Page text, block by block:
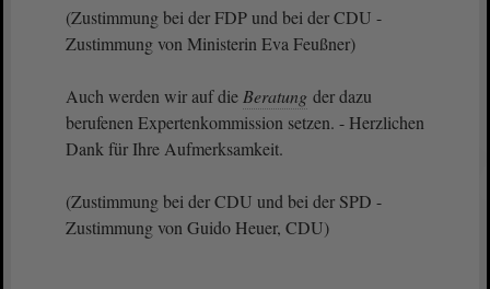
(Zustimmung bei der FDP und bei der CDU -
Zustimmung von Ministerin Eva Feußner)
Auch werden wir auf die Beratung der dazu
berufenen Expertenkommission setzen. - Herzlichen
Dank für Ihre Aufmerksamkeit.
(Zustimmung bei der CDU und bei der SPD -
Zustimmung von Guido Heuer, CDU)